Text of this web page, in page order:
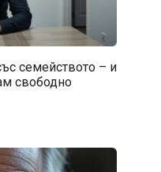
семейството – и
свободно